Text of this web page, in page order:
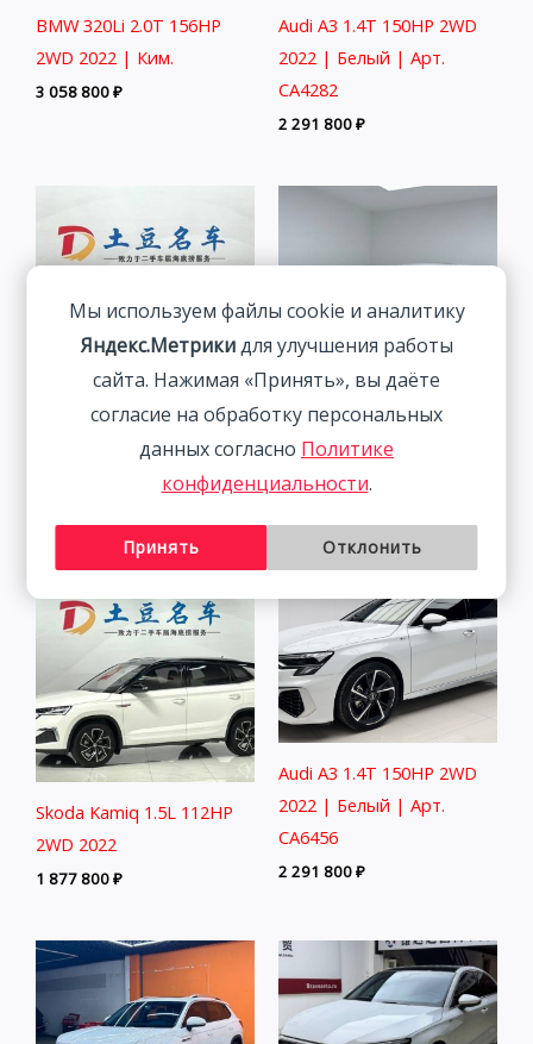
BMW 320Li 2.0T 156HP
2WD 2022 | Ким.
3 058 800₽
Audi A3 1.4T 150HP 2WD
2022 | Белый | Арт.
CA4282
2 291 800₽
Skoda Kamiq 1.5L 112HP
BMW 3 Series 2.0T 156HP
2WD 2022
Skoda Kamiq 1.5L 112HP
2WD 2022
1 877 800₽
Audi A3 1.4T 150HP 2WD
2022 | Белый | Арт.
CA6456
2 291 800₽
Мы используем файлы cookie и аналитику
Яндекс.Метрикидля улучшения работы
сайта. Нажимая «Принять», вы даёте
согласие на обработку персональных
данных согласно Политике
конфиденциальности.
Принять Отклонить